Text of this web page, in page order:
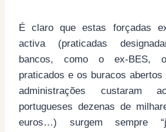
É claro que estas forçadas
activa (praticadas
bancos, como o ex-BES,
praticados e os buracos
administrações custaram
portugueses dezenas de
euros…) surgem sempre